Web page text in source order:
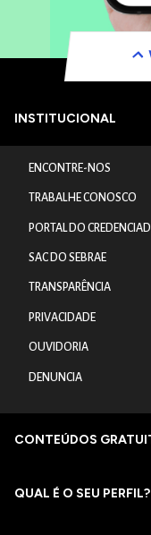
INSTITUCIONAL
ENCONTRE-NOS
TRABALHE CONOSCO
PORTAL DO
SAC DO SEBRAE
TRANSPARÊNCIA
PRIVACIDADE
OUVIDORIA
DENUNCIA
CONTEÚDOS
QUAL É O SEU PERFIL?